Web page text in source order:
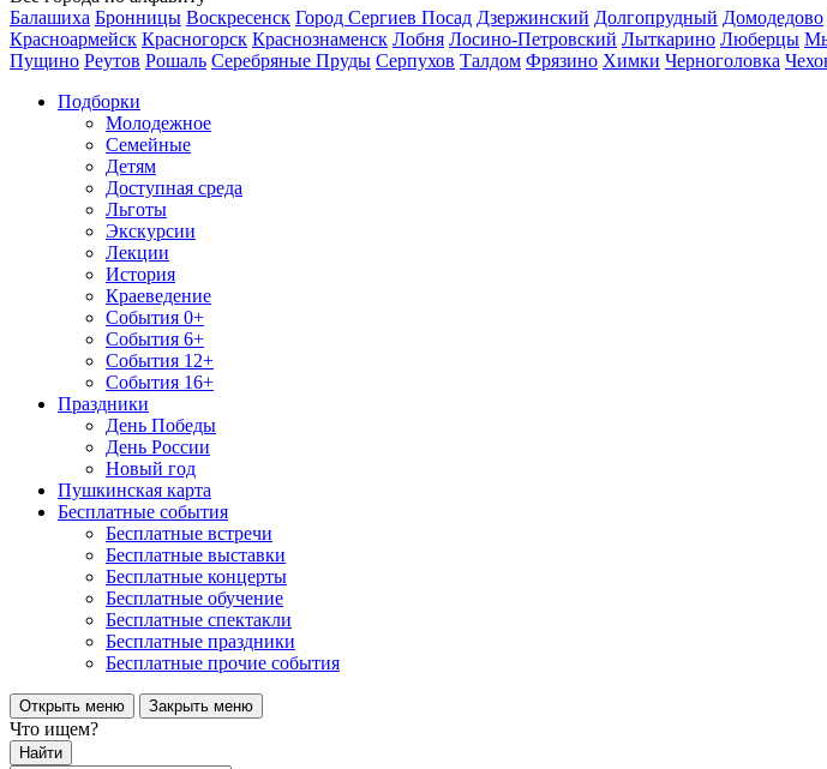
Балашиха Бронницы Воскресенск Город Сергиев Посад Дзержинский Долгопрудный Домодедово
Красноармейск Красногорск Краснознаменск Лобня Лосино-Петровский Лыткарино Люберцы
Пущино Реутов Рошаль Серебряные Пруды Серпухов Талдом Фрязино Химки Черноголовка
Подборки
Молодежное
Семейные
Детям
Доступная среда
Льготы
Экскурсии
Лекции
История
Краеведение
События 0+
События 6+
События 12+
События 16+
Праздники
День Победы
День России
Новый год
Пушкинская карта
Бесплатные события
Бесплатные встречи
Бесплатные выставки
Бесплатные концерты
Бесплатные обучение
Бесплатные спектакли
Бесплатные праздники
Бесплатные прочие события
Открыть меню Закрыть меню
Что ищем?
Найти